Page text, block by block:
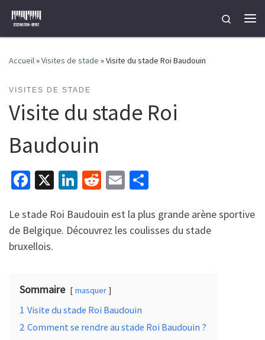
Passer au contenu
Search
Accueil»Visites de stade »Visite du stade Roi Baudouin
VISITES DE STADE
Visite du stade Roi
Baudouin
Fa
b
o
o
X
Li
ke
dI
R
d
di
E
ai
l
ta
ge
Le stade Roi Baudouin est la plus grande arène sportive
de Belgique. Découvrez les coulisses du stade
bruxellois.
Sommaire masquer
1 Visite du stade Roi Baudouin
2 Comment se rendre au stade Roi Baudouin ?